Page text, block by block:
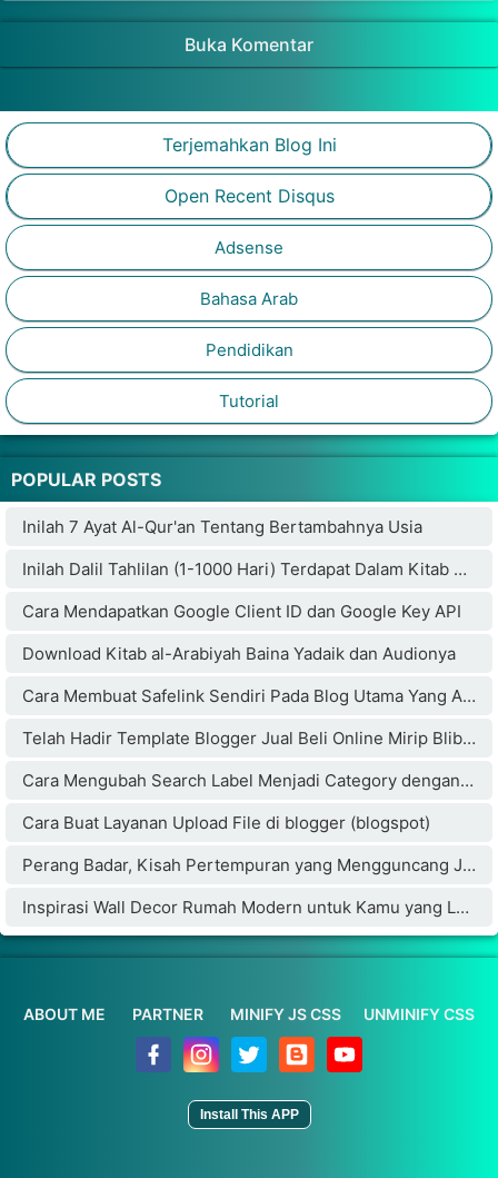
Buka Komentar
Terjemahkan Blog Ini
Open Recent Disqus
Adsense
Bahasa Arab
Pendidikan
Tutorial
POPULAR POSTS
Inilah 7 Ayat Al-Qur'an Tentang Bertambahnya Usia
Inilah Dalil Tahlilan (1-1000 Hari) Terdapat Dalam Kitab Weda Hindu Bikin Penulisnya Masuk Islam
Cara Mendapatkan Google Client ID dan Google Key API
Download Kitab al-Arabiyah Baina Yadaik dan Audionya
Cara Membuat Safelink Sendiri Pada Blog Utama Yang Aman Buat Adsense
Telah Hadir Template Blogger Jual Beli Online Mirip Blibli.com
Cara Mengubah Search Label Menjadi Category dengan Cloudflare
Cara Buat Layanan Upload File di blogger (blogspot)
Perang Badar, Kisah Pertempuran yang Mengguncang Jazirah Arab
Inspirasi Wall Decor Rumah Modern untuk Kamu yang Lagi Membangun atau Renovasi
ABOUT ME PARTNER MINIFY JS CSS UNMINIFY CSS
Install This APP